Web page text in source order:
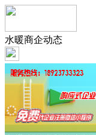
水暖商企动态